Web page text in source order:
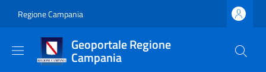
Regione Campania
Geoportale Regione
Campania